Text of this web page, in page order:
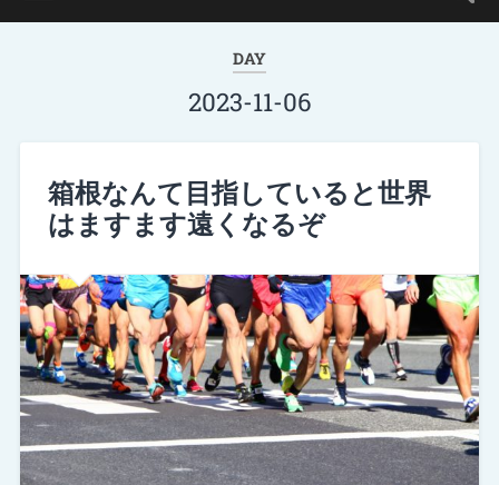
DAY
2023-11-06
箱根なんて目指していると世界
はますます遠くなるぞ